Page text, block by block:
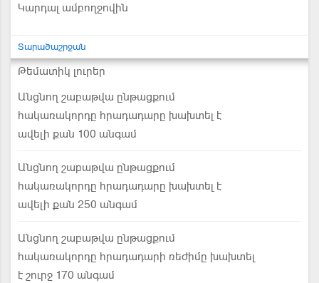
Կարդալ ամբողջովին
Տարածաշրջան
Թեմատիկ լուրեր
Անցնող շաբաթվա ընթացքում
հակառակորդը հրադադարը խախտել է
ավելի քան 100 անգամ
Անցնող շաբաթվա ընթացքում
հակառակորդը հրադադարը խախտել է
ավելի քան 250 անգամ
Անցնող շաբաթվա ընթացքում
հակառակորդը հրադադարի ռեժիմը խախտել
է շուրջ 170 անգամ